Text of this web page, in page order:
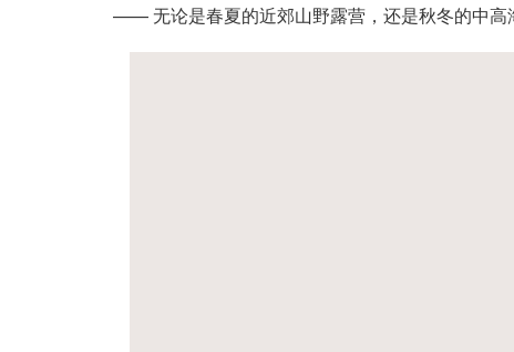
—— 无论是春夏的近郊山野露营，还是秋冬的中高